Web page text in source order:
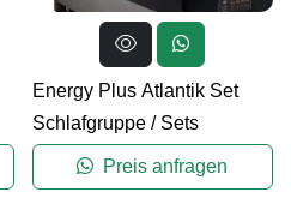
Energy Plus Atlantik Set
Schlafgruppe/ Sets
Preis anfragen